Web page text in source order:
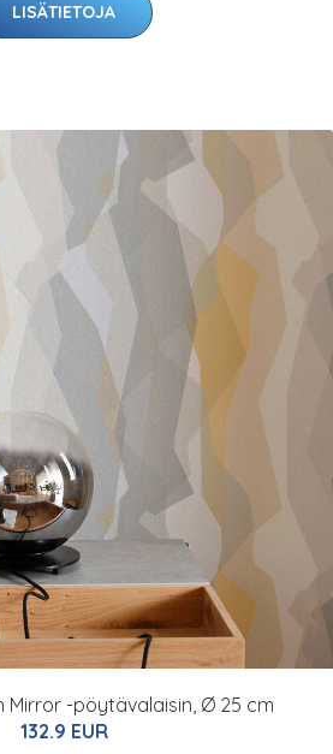
LISÄTIETOJA
Mirror -pöytävalaisin, Ø 25 cm
132.9 EUR